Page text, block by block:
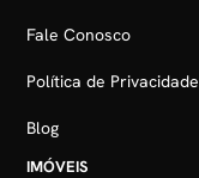
Fale Conosco
Política de Privacidade
Blog
IMÓVEIS